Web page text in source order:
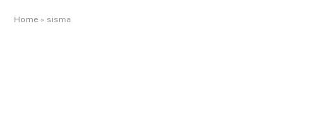
Home » sisma